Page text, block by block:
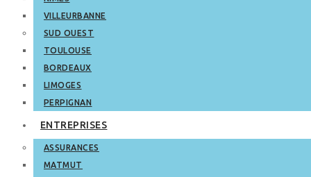
VILLEURBANNE
SUD OUEST
TOULOUSE
BORDEAUX
LIMOGES
PERPIGNAN
ENTREPRISES
ASSURANCES
MATMUT